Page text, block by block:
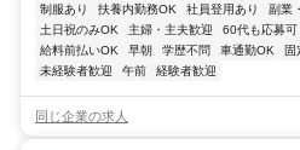
制服あり 扶養内勤務OK 社員登用あり 副業
土日祝のみOK
主婦・主夫歓迎 60代も応募可
給料前払いOK
早朝 学歴不問 車通勤OK 固
未経験者歓迎
午前 経験者歓迎
同じ企業の求人